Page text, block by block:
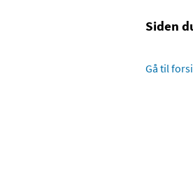
Siden
Gå til